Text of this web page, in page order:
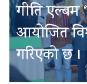
गीति एल्बम
आयोजित
गरिएको छ ।